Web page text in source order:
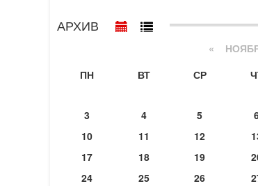
АРХИВ
«
ПН
ВТ СР
3
4 5
10
11 12
17
18 19
24
25 26